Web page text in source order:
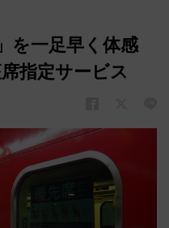
を一足早く体感
指定サービス